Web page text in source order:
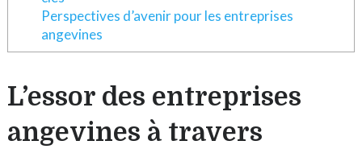
Perspectives d’avenir pour les entreprises
angevines
L’essor des entreprises
angevines à travers